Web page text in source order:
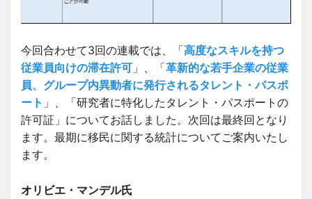
今回合わせて3回の連載では、「高度なスキルを持つ
従業員向けの滞在許可 」、「革新的な若手企業の従業
員、グループ内異動者に発行されるタレント・パスポ
ート 」、「研究者に特化したタレント・パスポートの
許可証」についてお話しました。次回は最終回となり
ます。最期に移民に関する統計についてご案内いたし
ます。
オリビエ・マンデル氏